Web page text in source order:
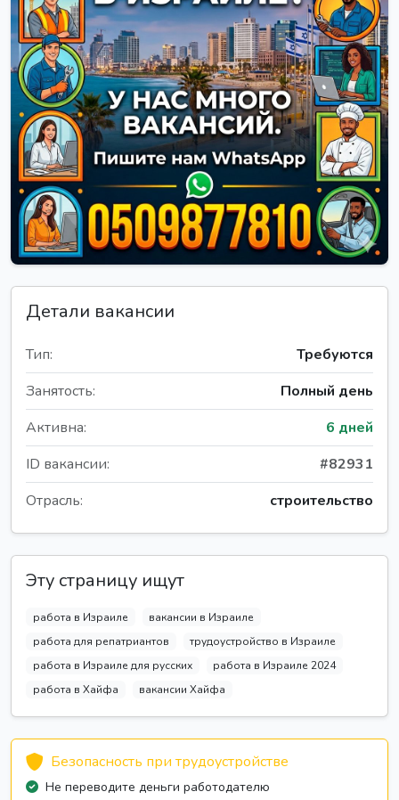
Детали вакансии
Тип:
Требуются
Занятость:
Полный день
Активна:
6 дней
ID вакансии:
#82931
Отрасль:
строительство
Эту страницу ищут
работа в Израиле
вакансии в Израиле
работа для репатриантов
трудоустройство в Израиле
работа в Израиле для русских
работа в Израиле 2024
работа в Хайфа
вакансии Хайфа
Безопасность при трудоустройстве
Не переводите деньги работодателю